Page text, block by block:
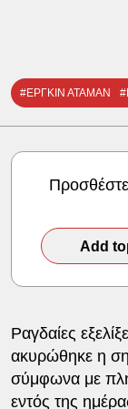
#ΕΡΓΚΙΝ ΑΤΑΜΑΝ
Add
Ραγδαίες
ακυρώθηκε η
σύμφωνα με
εντός της